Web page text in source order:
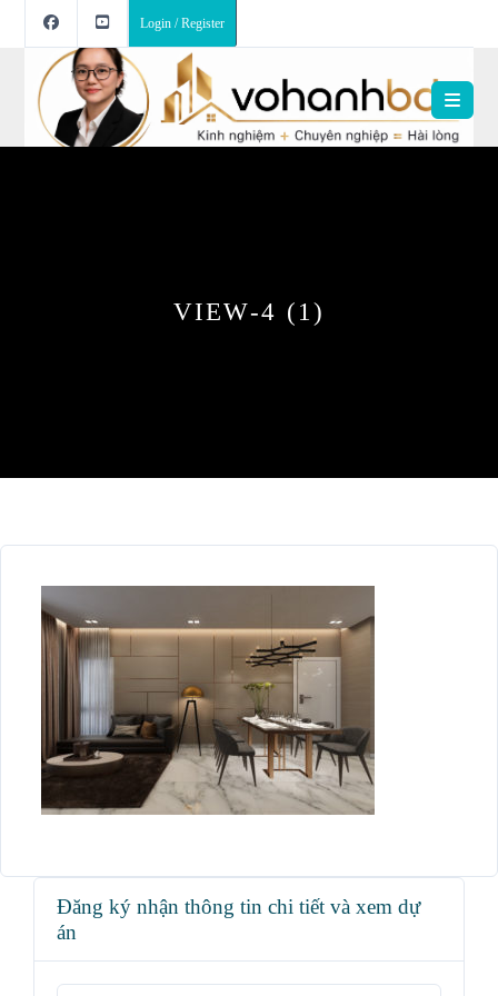
Login / Register
VIEW-4 (1)
Đăng ký nhận thông tin chi tiết và xem dự
án